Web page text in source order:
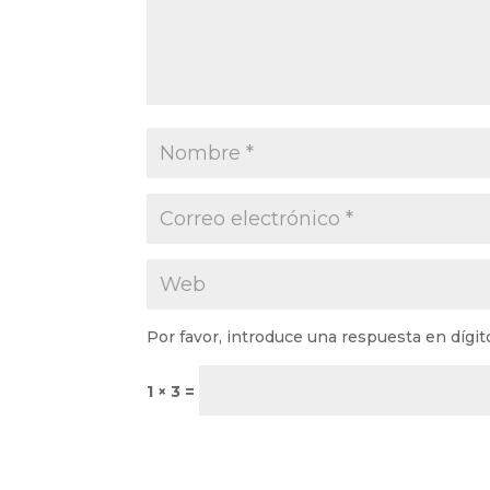
Por favor, introduce una respuesta en
1 × 3 =